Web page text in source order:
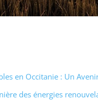
en Occitanie : Un
des énergies